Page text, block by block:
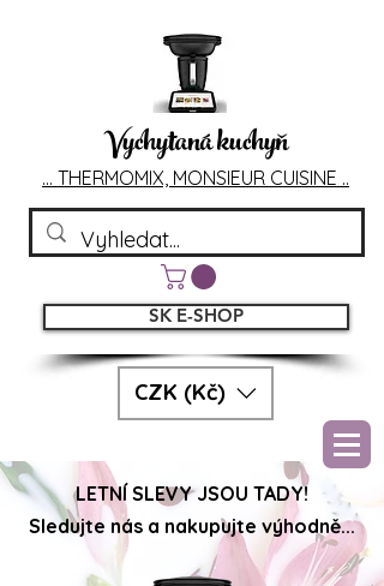
Vychytaná kuchyň
... THERMOMIX, MONSIEUR CUISINE ..
CZK (Kč)
SK E-SHOP
LETNÍ SLEVY JSOU TADY!
Sledujte nás a nakupujte výhodně...